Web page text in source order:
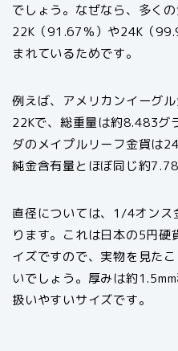
でしょう。なぜなら、多く
22K（91.67％）や24K（
まれているためです。
例えば、アメリカンイーグ
22Kで、総重量は約8.483グ
ダのメイプルリーフ金貨は
純金含有量とほぼ同じ約7.78
直径については、1/4オンス
ります。これは日本の5円
イズですので、実物を見た
いでしょう。厚みは約
扱いやすいサイズです。